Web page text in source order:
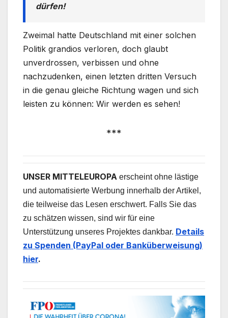
dürfen!
Zweimal hatte Deutschland mit einer solchen
Politik grandios verloren, doch glaubt
unverdrossen, verbissen und ohne
nachzudenken, einen letzten dritten Versuch
in die genau gleiche Richtung wagen und sich
leisten zu können: Wir werden es sehen!
***
UNSER MITTELEUROPA erscheint ohne lästige
und automatisierte Werbung innerhalb der Artikel,
die teilweise das Lesen erschwert. Falls Sie das
zu schätzen wissen, sind wir für eine
Unterstützung unseres Projektes dankbar. Details
zu Spenden (PayPal oder Banküberweisung)
hier.